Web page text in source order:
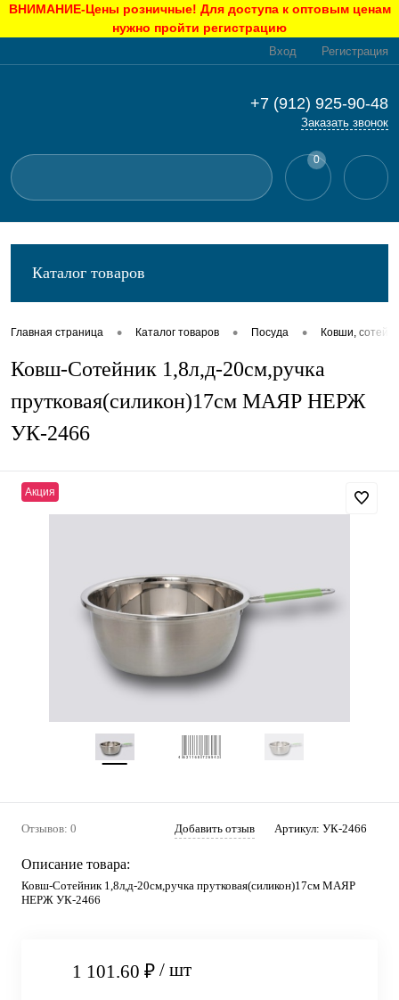
ВНИМАНИЕ-Цены розничные! Для доступа к оптовым ценам
нужно пройти регистрацию
Вход Регистрация
+7 (912) 925-90-48
Заказать звонок
0
Каталог товаров
Главная страница • Каталог товаров • Посуда • Ковши,
Ковш-Сотейник 1,8л,д-20см,ручка
прутковая(силикон)17см МАЯР НЕРЖ
УК-2466
Акция
Отзывов: 0 Добавить отзыв Артикул: УК-2466
Описание товара:
Ковш-Сотейник 1,8л,д-20см,ручка прутковая(силикон)17см МАЯР
НЕРЖ УК-2466
1 101.60 ₽ / шт